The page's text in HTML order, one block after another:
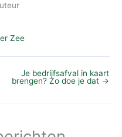
Zee
Je bedrijfsafval in kaart
brengen? Zo doe je dat →